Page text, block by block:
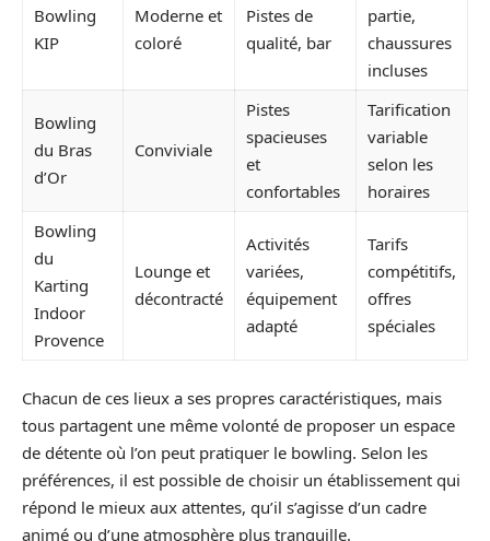
Bowling
KIP
Moderne et
coloré
Pistes de
qualité, bar
partie,
chaussures
incluses
Bowling
du Bras
d’Or
Conviviale
Pistes
spacieuses
et
confortables
Tarification
variable
selon les
horaires
Bowling
du
Karting
Indoor
Provence
Lounge et
décontracté
Activités
variées,
équipement
adapté
Tarifs
compétitifs,
offres
spéciales
Chacun de ces lieux a ses propres caractéristiques, mais
tous partagent une même volonté de proposer un espace
de détente où l’on peut pratiquer le bowling. Selon les
préférences, il est possible de choisir un établissement qui
répond le mieux aux attentes, qu’il s’agisse d’un cadre
animé ou d’une atmosphère plus tranquille.